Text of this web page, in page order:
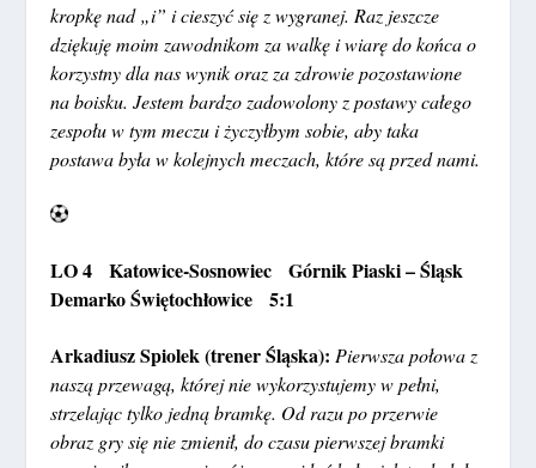
kropkę nad „i” i cieszyć się z wygranej. Raz jeszcze
dziękuję moim zawodnikom za walkę i wiarę do końca o
korzystny dla nas wynik oraz za zdrowie pozostawione
na boisku. Jestem bardzo zadowolony z postawy całego
zespołu w tym meczu i życzyłbym sobie, aby taka
postawa była w kolejnych meczach, które są przed nami.
LO 4 Katowice-Sosnowiec Górnik Piaski – Śląsk
Demarko Świętochłowice 5:1
Arkadiusz Spiolek (trener Śląska):Pierwsza połowa z
naszą przewagą, której nie wykorzystujemy w pełni,
strzelając tylko jedną bramkę. Od razu po przerwie
obraz gry się nie zmienił, do czasu pierwszej bramki